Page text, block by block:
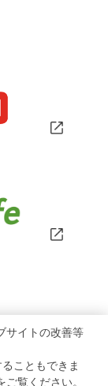
サイトの改善等
こともできま
ご覧ください。